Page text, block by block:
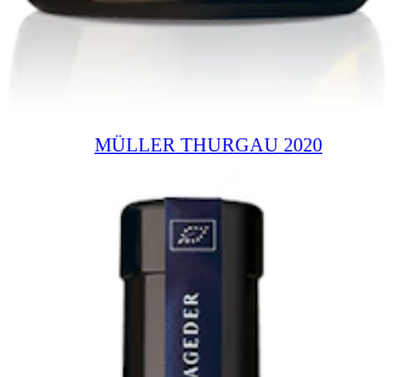
MÜLLER THURGAU 2020